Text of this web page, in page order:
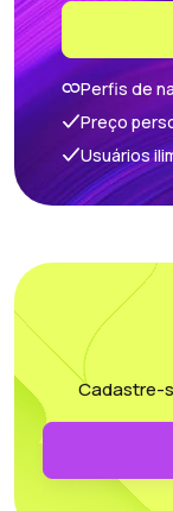
Perfis de
Preço
Usuários
Cadastre-